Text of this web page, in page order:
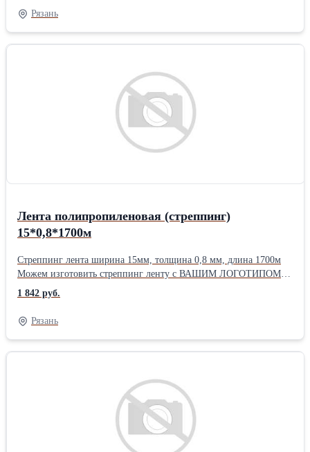
Рязань
Лента полипропиленовая (стреппинг)
15*0,8*1700м
Стреппинг лента ширина 15мм, толщина 0,8 мм, длина 1700м
Можем изготовить стреппинг ленту с ВАШИМ ЛОГОТИПОМ!!!
Имеются в наличие к ленте оборудование и скобы. Бесплатная
доставка при заказе от 8000 руб. -г. Рязань 10000 руб.-
1 842 руб.
Рязань